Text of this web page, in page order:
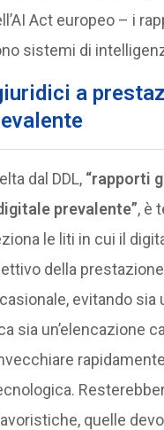
Act europeo – i
sistemi di
a
dal DDL, “rapporti
prevalente”, è
le liti in cui il
della
evitando sia
sia un’elencazione
quelle